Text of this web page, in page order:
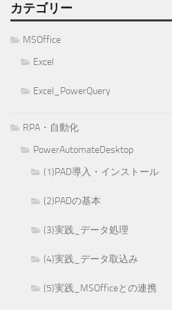
カテゴリー
MSOffice
Excel
Excel_PowerQuery
RPA・自動化
PowerAutomateDesktop
(1)PAD導入・インストール
(2)PADの基本
(3)実践_データ処理
(4)実践_データ取込み
(5)実践_MSOfficeとの連携